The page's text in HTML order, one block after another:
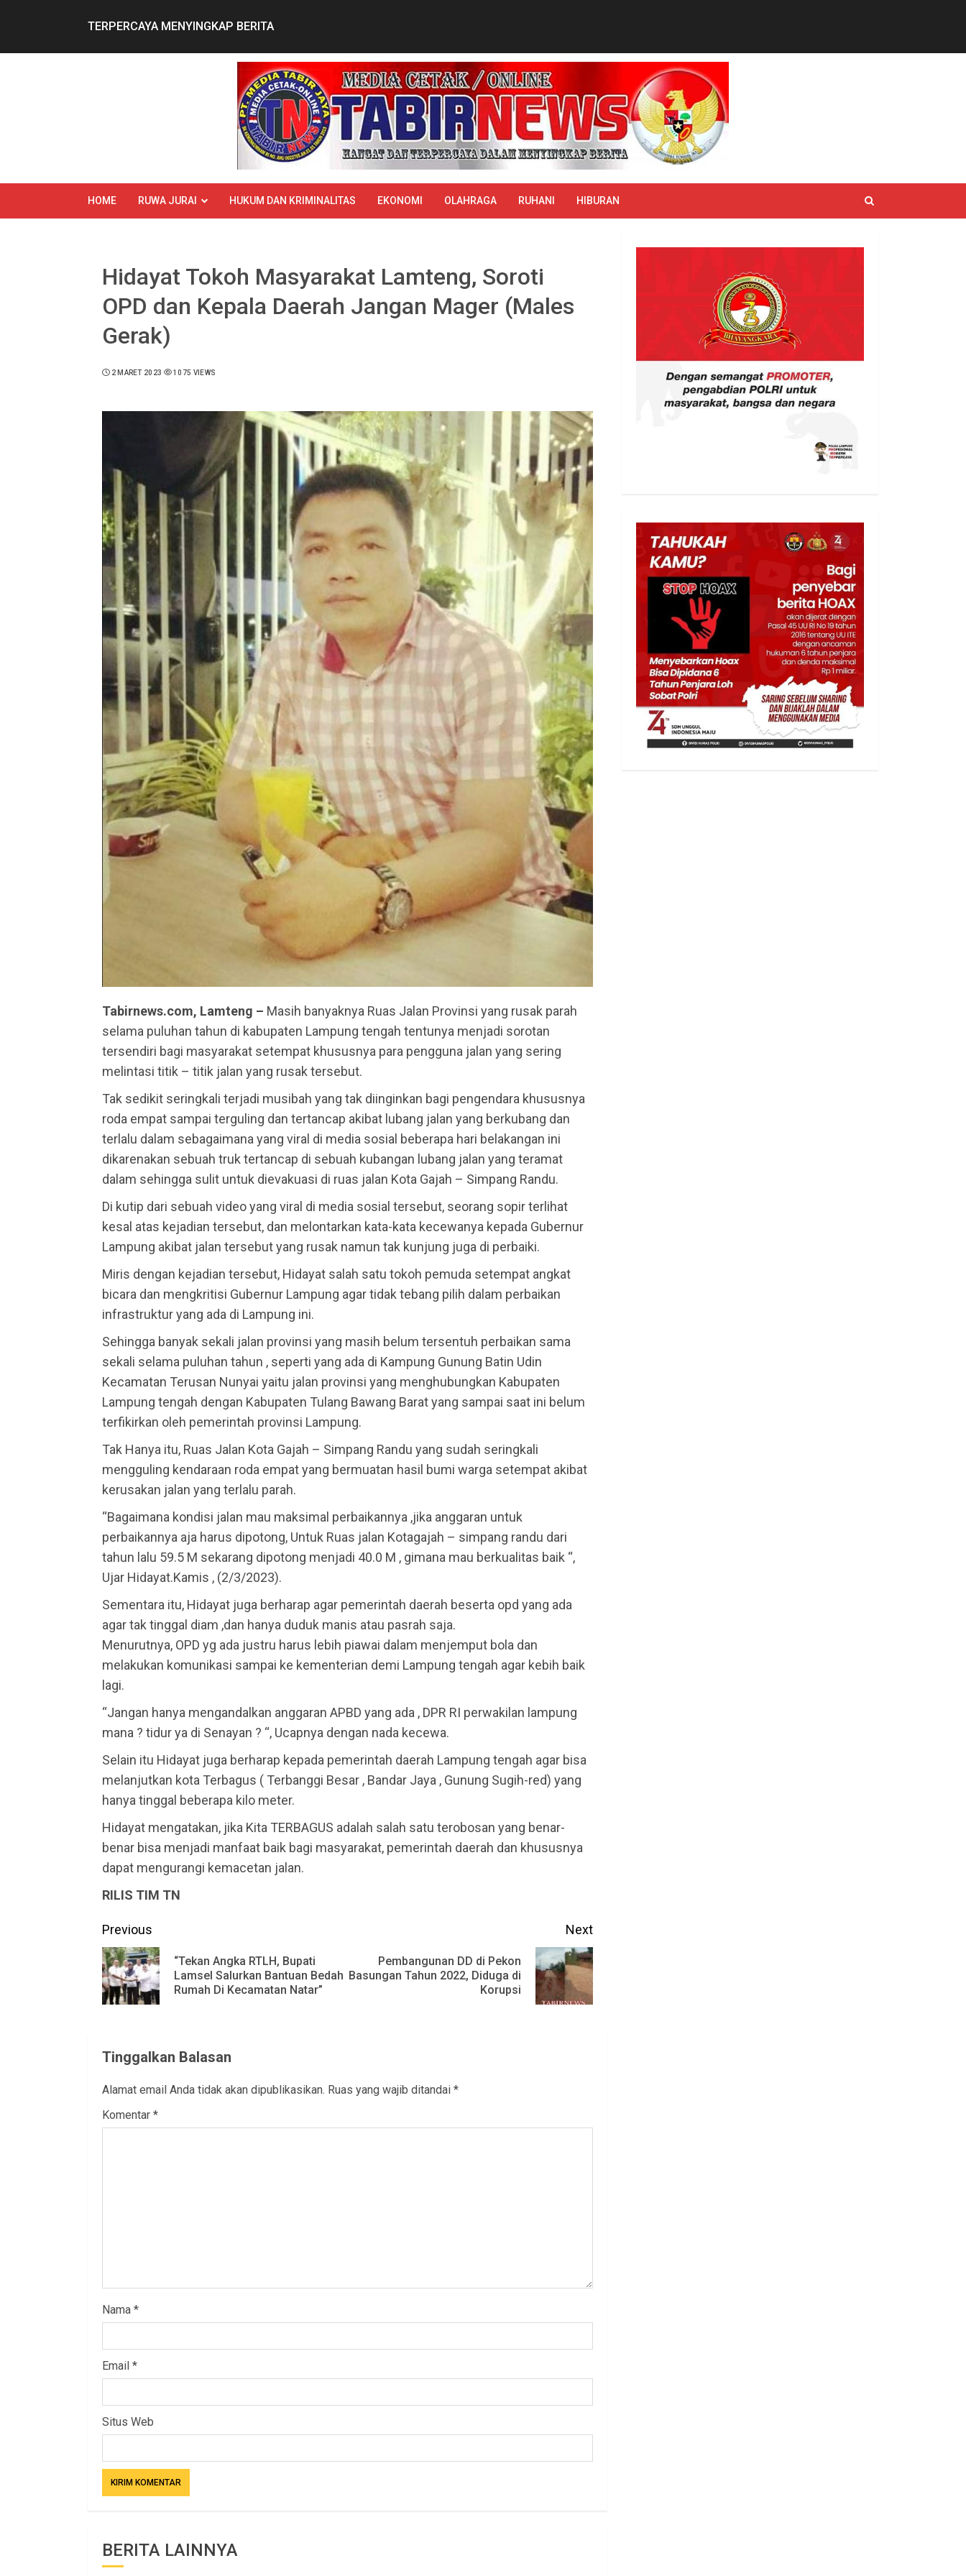
TERPERCAYA MENYINGKAP BERITA
HOME RUWA JURAI HUKUM DAN KRIMINALITAS EKONOMI OLAHRAGA RUHANI HIBURAN
Hidayat Tokoh Masyarakat Lamteng, Soroti
OPD dan Kepala Daerah Jangan Mager (Males
Gerak)
2 MARET 2023 1075 VIEWS
Tabirnews.com, Lamteng – Masih banyaknya Ruas Jalan Provinsi yang rusak parah
selama puluhan tahun di kabupaten Lampung tengah tentunya menjadi sorotan
tersendiri bagi masyarakat setempat khususnya para pengguna jalan yang sering
melintasi titik – titik jalan yang rusak tersebut.
Tak sedikit seringkali terjadi musibah yang tak diinginkan bagi pengendara khususnya
roda empat sampai terguling dan tertancap akibat lubang jalan yang berkubang dan
terlalu dalam sebagaimana yang viral di media sosial beberapa hari belakangan ini
dikarenakan sebuah truk tertancap di sebuah kubangan lubang jalan yang teramat
dalam sehingga sulit untuk dievakuasi di ruas jalan Kota Gajah – Simpang Randu.
Di kutip dari sebuah video yang viral di media sosial tersebut, seorang sopir terlihat
kesal atas kejadian tersebut, dan melontarkan kata-kata kecewanya kepada Gubernur
Lampung akibat jalan tersebut yang rusak namun tak kunjung juga di perbaiki.
Miris dengan kejadian tersebut, Hidayat salah satu tokoh pemuda setempat angkat
bicara dan mengkritisi Gubernur Lampung agar tidak tebang pilih dalam perbaikan
infrastruktur yang ada di Lampung ini.
Sehingga banyak sekali jalan provinsi yang masih belum tersentuh perbaikan sama
sekali selama puluhan tahun , seperti yang ada di Kampung Gunung Batin Udin
Kecamatan Terusan Nunyai yaitu jalan provinsi yang menghubungkan Kabupaten
Lampung tengah dengan Kabupaten Tulang Bawang Barat yang sampai saat ini belum
terfikirkan oleh pemerintah provinsi Lampung.
Tak Hanya itu, Ruas Jalan Kota Gajah – Simpang Randu yang sudah seringkali
mengguling kendaraan roda empat yang bermuatan hasil bumi warga setempat akibat
kerusakan jalan yang terlalu parah.
“Bagaimana kondisi jalan mau maksimal perbaikannya ,jika anggaran untuk
perbaikannya aja harus dipotong, Untuk Ruas jalan Kotagajah – simpang randu dari
tahun lalu 59.5 M sekarang dipotong menjadi 40.0 M , gimana mau berkualitas baik “,
Ujar Hidayat.Kamis , (2/3/2023).
Sementara itu, Hidayat juga berharap agar pemerintah daerah beserta opd yang ada
agar tak tinggal diam ,dan hanya duduk manis atau pasrah saja.
Menurutnya, OPD yg ada justru harus lebih piawai dalam menjemput bola dan
melakukan komunikasi sampai ke kementerian demi Lampung tengah agar kebih baik
lagi.
“Jangan hanya mengandalkan anggaran APBD yang ada , DPR RI perwakilan lampung
mana ? tidur ya di Senayan ? “, Ucapnya dengan nada kecewa.
Selain itu Hidayat juga berharap kepada pemerintah daerah Lampung tengah agar bisa
melanjutkan kota Terbagus ( Terbanggi Besar , Bandar Jaya , Gunung Sugih-red) yang
hanya tinggal beberapa kilo meter.
Hidayat mengatakan, jika Kita TERBAGUS adalah salah satu terobosan yang benar-
benar bisa menjadi manfaat baik bagi masyarakat, pemerintah daerah dan khususnya
dapat mengurangi kemacetan jalan.
RILIS TIM TN
Continue
Reading
Previous
Previous
“Tekan Angka RTLH, Bupati
Lamsel Salurkan Bantuan Bedah
Rumah Di Kecamatan Natar”
Next
Next
Pembangunan DD di Pekon
Basungan Tahun 2022, Diduga di
Korupsi
Tinggalkan Balasan
Alamat email Anda tidak akan dipublikasikan. Ruas yang wajib ditandai *
Komentar *
Nama *
Email *
Situs Web
BERITA LAINNYA